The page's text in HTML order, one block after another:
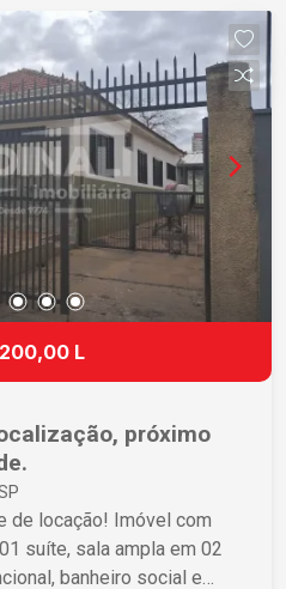
L
próximo
Imóvel com
suíte, sala ampla em 02
banheiro social e